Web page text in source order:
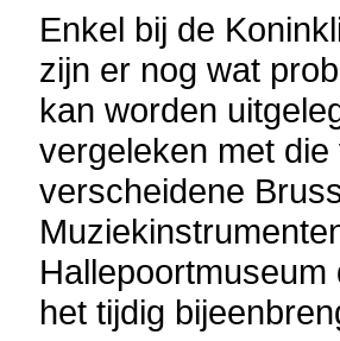
Enkel bij de
zijn er nog wat
kan worden
vergeleken met
verscheidene
het tijdig